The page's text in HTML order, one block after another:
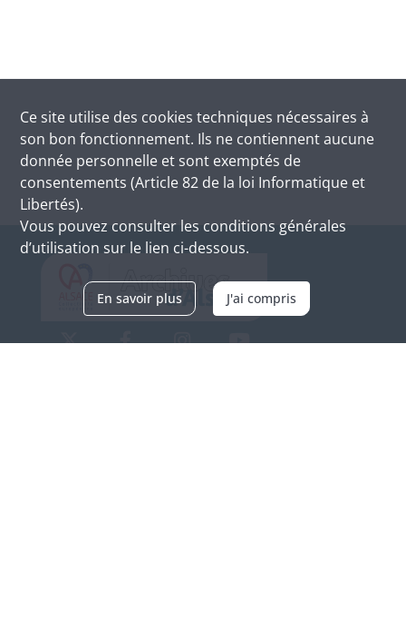
Ce site utilise des cookies techniques nécessaires à
son bon fonctionnement. Ils ne contiennent aucune
donnée personnelle et sont exemptés de
consentements (Article 82 de la loi Informatique et
Libertés).
Vous pouvez consulter les conditions générales
d’utilisation sur le lien ci-dessous.
En savoir plus J'ai compris